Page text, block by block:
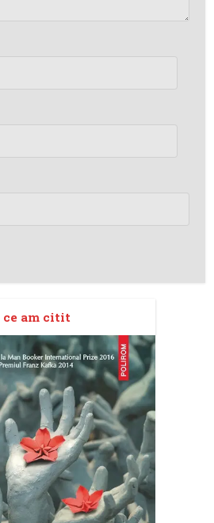
ce am citit